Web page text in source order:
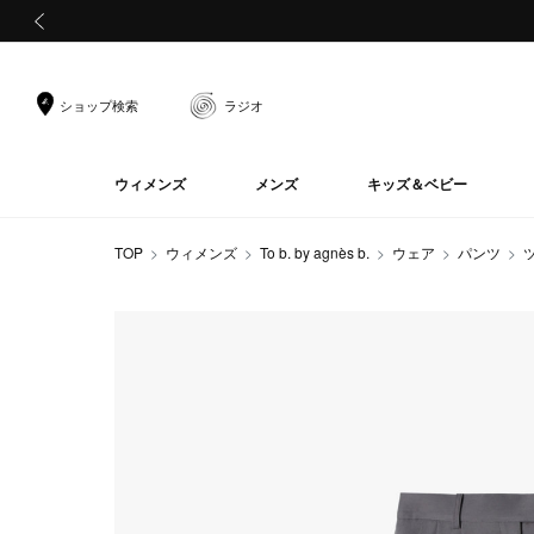
ショップ検索 ラジオ
ウィメンズ メンズ キッズ＆ベビー
TOP ウィメンズ To b. by agnès b. ウェア パンツ